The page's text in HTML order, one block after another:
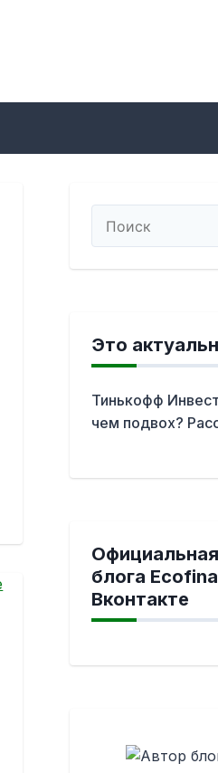
Это
Тинькофф
чем подвох?
блога
Вконтакте